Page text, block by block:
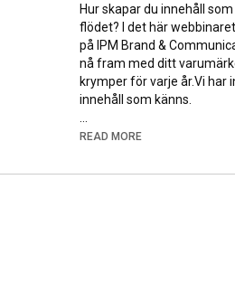
Hur skapar du innehåll
flödet? I det här
på IPM Brand &
nå fram med ditt
krymper för varje år.Vi har
innehåll som känns.
Vad du får med dig:
betyder för din
READ MORE